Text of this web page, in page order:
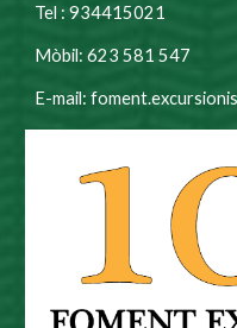
Tel : 934415021
Mòbil: 623 581 547
E-mail: